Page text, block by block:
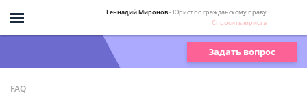
Геннадий Миронов- Юрист по гражданскому праву
Спросить юриста
Задать вопрос
FAQ